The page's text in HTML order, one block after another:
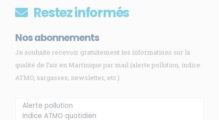
Restez informés
Nos abonnements
Je souhaite recevoir gratuitement les informations sur la
qualité de l’air en Martinique par mail (alerte pollution, indice
ATMO, sargasses, newsletter, etc.)
Membre de Agréé par